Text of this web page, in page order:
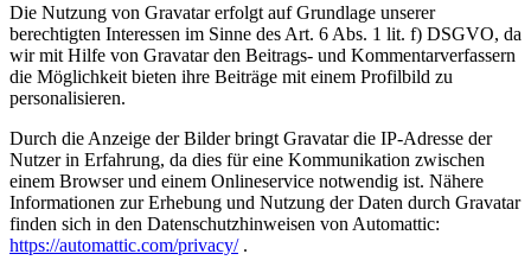
Die Nutzung von Gravatar erfolgt auf Grundlage unserer
berechtigten Interessen im Sinne des Art. 6 Abs. 1 lit. f) DSGVO, da
wir mit Hilfe von Gravatar den Beitrags- und Kommentarverfassern
die Möglichkeit bieten ihre Beiträge mit einem Profilbild zu
personalisieren.
Durch die Anzeige der Bilder bringt Gravatar die IP-Adresse der
Nutzer in Erfahrung, da dies für eine Kommunikation zwischen
einem Browser und einem Onlineservice notwendig ist. Nähere
Informationen zur Erhebung und Nutzung der Daten durch Gravatar
finden sich in den Datenschutzhinweisen von Automattic:
https://automattic.com/privacy/.